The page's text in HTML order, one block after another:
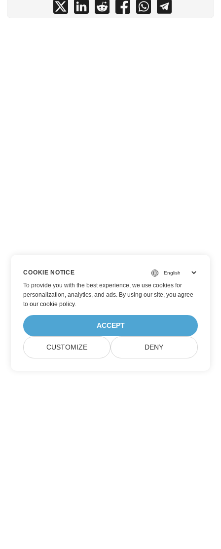
COOKIE NOTICE
To provide you with the best experience, we use cookies for
personalization, analytics, and ads. By using our site, you agree
toour cookie policy.
ACCEPT
CUSTOMIZE DENY